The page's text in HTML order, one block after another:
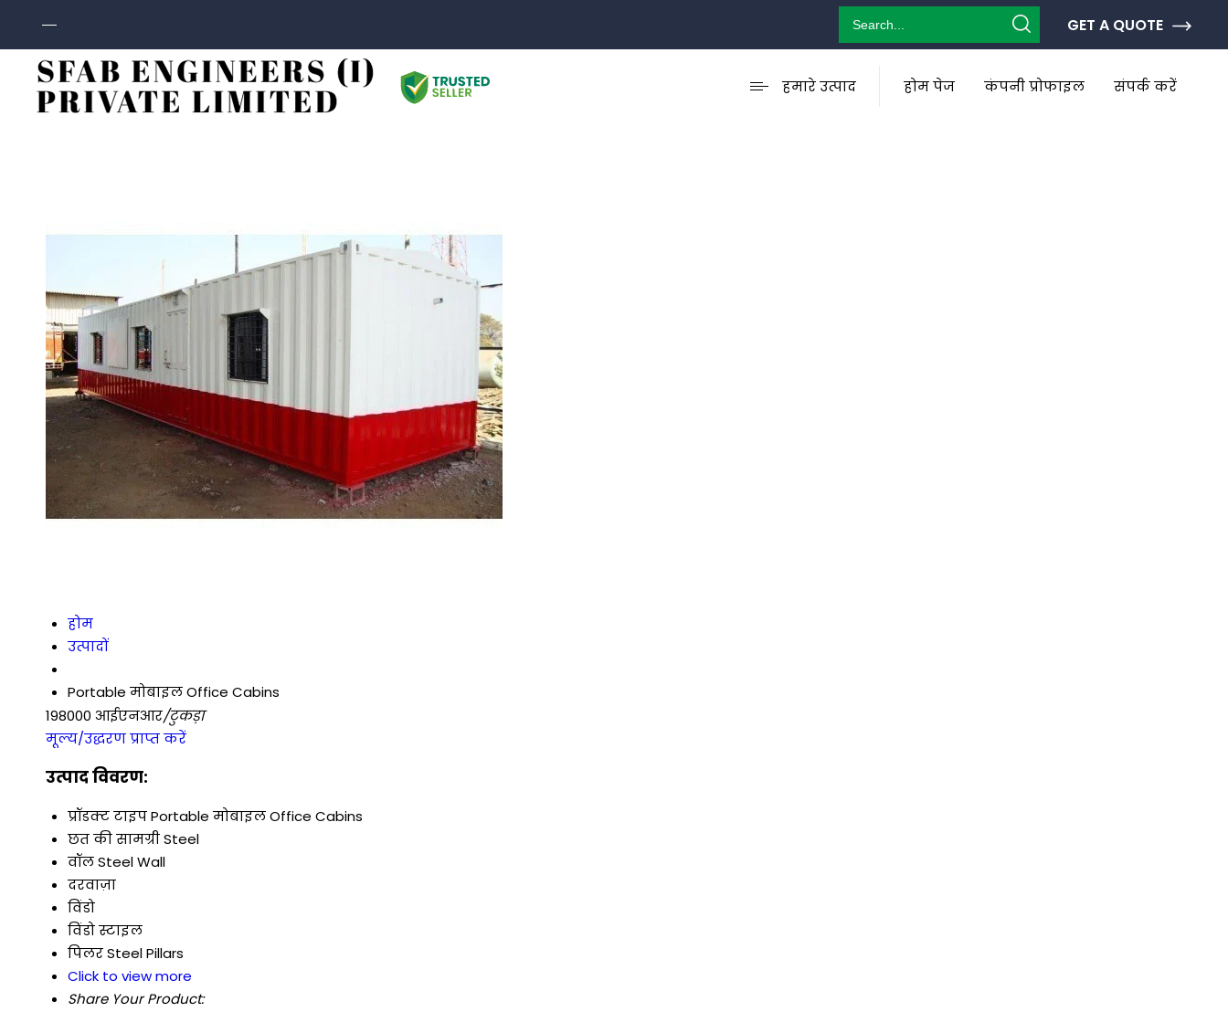
GET A QUOTE
हमारे उत्पाद होम पेज कंपनी प्रोफाइल संपर्क करें
होम
उत्पादों
Portable मोबाइल Office Cabins
198000 आईएनआर/टुकड़ा
मूल्य/उद्धरण प्राप्त करें
उत्पाद विवरण:
प्रॉडक्ट टाइपPortable मोबाइल Office Cabins
छत की सामग्रीSteel
वॉलSteel Wall
दरवाज़ा
विंडो
विंडो स्टाइल
पिलरSteel Pillars
Click to view more
Share Your Product: